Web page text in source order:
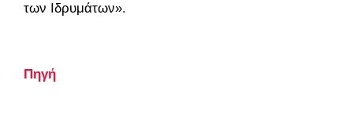
των Ιδρυμάτων».
Πηγή